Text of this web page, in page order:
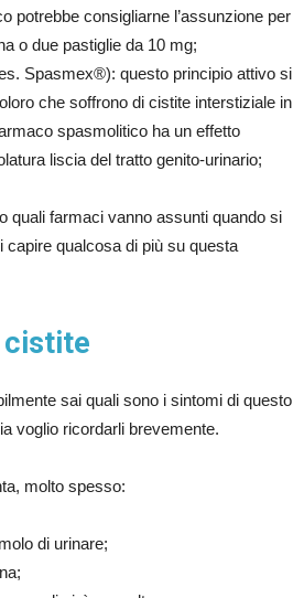
potrebbe consigliarne l’assunzione per
o due pastiglie da 10 mg;
Spasmex®): questo principio attivo si
che soffrono di cistite interstiziale in
spasmolitico ha un effetto
liscia del tratto genito-urinario;
quali farmaci vanno assunti quando si
capire qualcosa di più su questa
cistite
sai quali sono i sintomi di questo
voglio ricordarli brevemente.
molto spesso:
di urinare;